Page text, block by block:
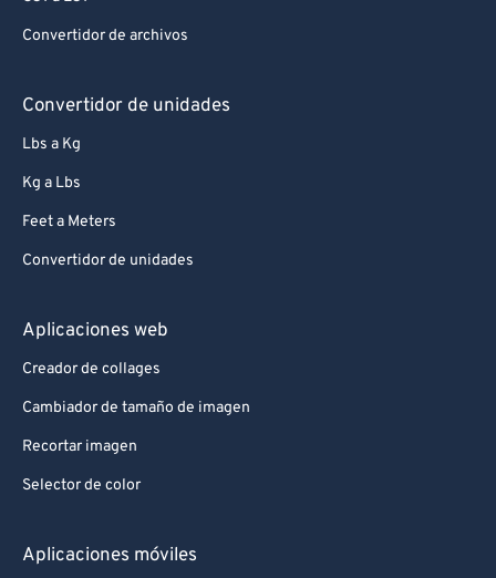
Convertidor de archivos
Convertidor de unidades
Lbs a Kg
Kg a Lbs
Feet a Meters
Convertidor de unidades
Aplicaciones web
Creador de collages
Cambiador de tamaño de imagen
Recortar imagen
Selector de color
Aplicaciones móviles